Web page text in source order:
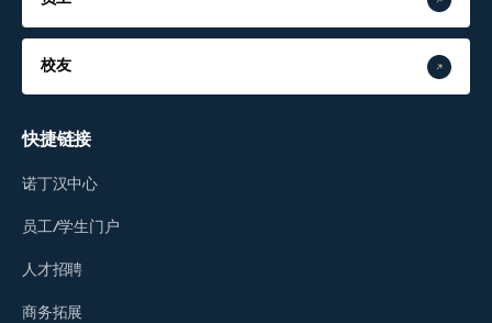
校友
快捷链接
诺丁汉中心
员工/学生门户
人才招聘
商务拓展